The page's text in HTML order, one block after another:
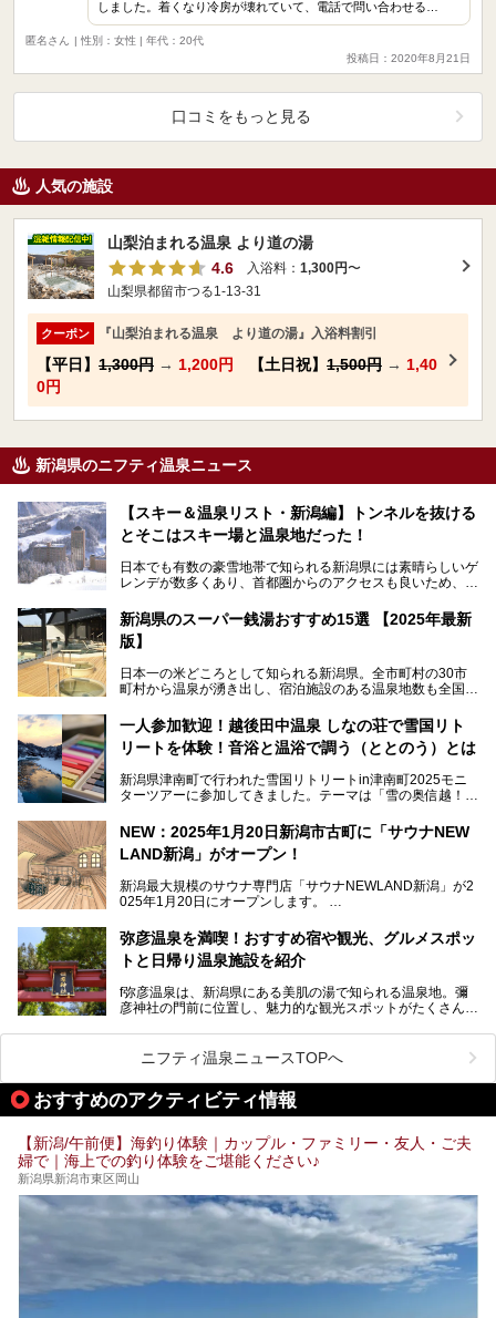
しました。着くなり冷房が壊れていて、電話で問い合わせる…
匿名さん
| 性別：女性 | 年代：20代
投稿日：2020年8月21日
口コミをもっと見る
人気の施設
山梨泊まれる温泉 より道の湯
4.6
入浴料： 1,300円〜
山梨県都留市つる1-13-31
クーポン 『山梨泊まれる温泉 より道の湯』入浴料割引
【平日】 1,300円 → 1,200円 【土日祝】 1,500円 → 1,40
0円
新潟県のニフティ温泉ニュース
【スキー＆温泉リスト・新潟編】トンネルを抜ける
とそこはスキー場と温泉地だった！
日本でも有数の豪雪地帯で知られる新潟県には素晴らしいゲ
レンデが数多くあり、首都圏からのアクセスも良いため、関
た全域にわたって月岡、赤倉、松之山、燕、妙高、岩室など
など、古くは文豪にも愛された歴史ある老舗温泉地が多いこ
とで知られています。
めに訪れたい、新潟県内にあるスキー場そばの温泉地をまと
めました。
新潟県のスーパー銭湯おすすめ15選 【2025年最新
版】
日本一の米どころとして知られる新潟県。全市町村の30市
町村から温泉が湧き出し、宿泊施設のある温泉地数も全国有
温泉が利用ができる宿泊施設も多く、スーパー銭湯も多彩な
サービスを提供する施設がいろいろ。
観光やレジャーに温泉を組み合わせれば、旅はさらに充実し
します。
一人参加歓迎！越後田中温泉 しなの荘で雪国リト
リートを体験！音浴と温浴で調う（ととのう）とは
新潟県津南町で行われた雪国リトリートin津南町2025モニ
ターツアーに参加してきました。テーマは「雪の奥信越！音
温泉ライターとして「温浴」は頻繁に体験していますが、
「音浴」とは果たしてどんな体験なのでしょう？とても気に
なお、宿泊した温泉は日帰り入浴もできる秘湯「越後田中温
泉 しなの荘」です。こちらについても詳しく紹介します。
提供元：一般社団法人 雪国観光舎【PR】
す。
NEW：2025年1月20日新潟市古町に「サウナNEW
LAND新潟」がオープン！
新潟最大規模のサウナ専門店「サウナNEWLAND新潟」が2
025年1月20日にオープンします。
街に再び笑顔と賑わいを取り戻し、新たなランドマークとし
て地域活性化を目指します。
サウナ室のテーマは「海賊船」‥⁉ ユニークなサウナ室を
弥彦温泉を満喫！おすすめ宿や観光、グルメスポッ
トと日帰り温泉施設を紹介
f弥彦温泉は、新潟県にある美肌の湯で知られる温泉地。彌
彦神社の門前に位置し、魅力的な観光スポットがたくさんあ
この記事では、弥彦温泉の宿泊に最適なおすすめ宿や、日帰
り施設、グルメスポット、弥彦の自然を堪能できる観光スポ
ットをご紹介します。初めての弥彦温泉旅行を計画している
方に向けて、弥彦温泉の魅力を存分にお伝えしますので、ぜ
ひ参考にしてみてくださいね！
ニフティ温泉ニュースTOPへ
おすすめのアクティビティ情報
【新潟/午前便】海釣り体験｜カップル・ファミリー・友人・ご夫
婦で｜海上での釣り体験をご堪能ください♪
新潟県新潟市東区岡山